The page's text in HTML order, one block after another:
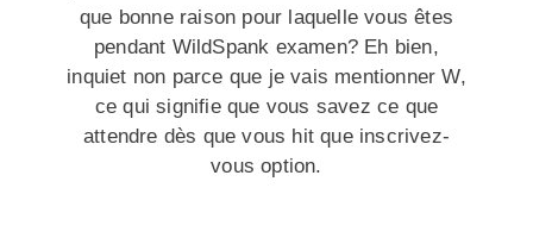
que bonne raison pour laquelle vous êtes
pendant WildSpank examen? Eh bien,
inquiet non parce que je vais mentionner W,
ce qui signifie que vous savez ce que
attendre dès que vous hit que inscrivez-
vous option.